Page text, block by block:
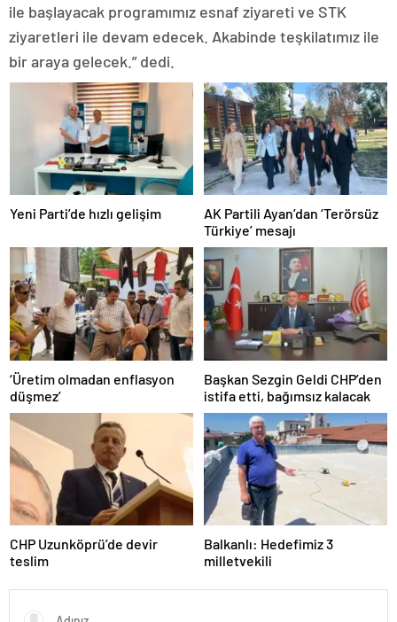
ile başlayacak programımız esnaf ziyareti ve STK
ziyaretleri ile devam edecek. Akabinde teşkilatımız ile
bir araya gelecek.” dedi.
Yeni Parti’de hızlı gelişim
AK Partili Ayan’dan ‘Terörsüz
Türkiye’ mesajı
‘Üretim olmadan enflasyon
düşmez’
Başkan Sezgin Geldi CHP’den
istifa etti, bağımsız kalacak
CHP Uzunköprü’de devir
teslim
Balkanlı: Hedefimiz 3
milletvekili